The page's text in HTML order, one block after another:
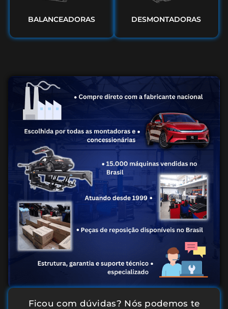
BALANCEADORAS DESMONTADORAS
Ficou com dúvidas? Nós podemos te